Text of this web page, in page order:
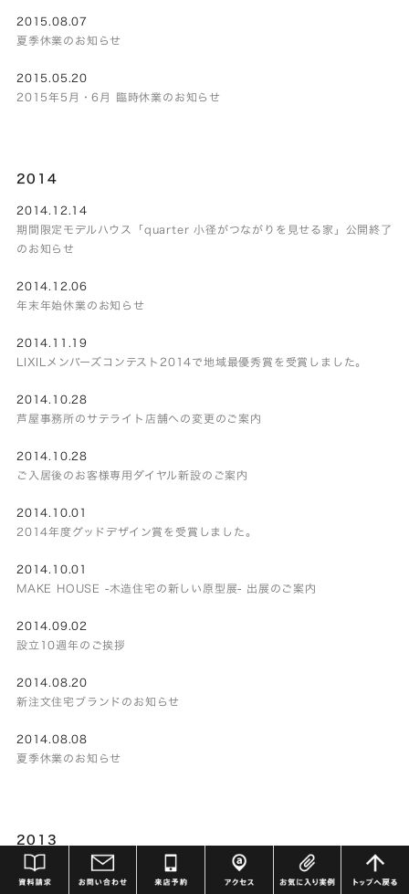
2015.08.07
夏季休業のお知らせ
2015.05.20
2015年5月・6月 臨時休業のお知らせ
2014
2014.12.14
期間限定モデルハウス「quarter 小径がつながりを見せる家」公開終了
のお知らせ
2014.12.06
年末年始休業のお知らせ
2014.11.19
LIXILメンバーズコンテスト2014で地域最優秀賞を受賞しました。
2014.10.28
芦屋事務所のサテライト店舗への変更のご案内
2014.10.28
ご入居後のお客様専用ダイヤル新設のご案内
2014.10.01
2014年度グッドデザイン賞を受賞しました。
2014.10.01
MAKE HOUSE -木造住宅の新しい原型展- 出展のご案内
2014.09.02
設立10週年のご挨拶
2014.08.20
新注文住宅ブランドのお知らせ
2014.08.08
夏季休業のお知らせ
2013
2013.12.05